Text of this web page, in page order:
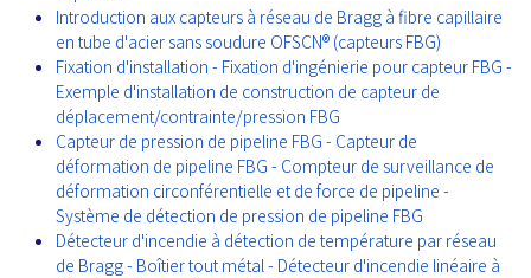
Introduction aux capteurs à réseau de Bragg à fibre capillaire
en tube d'acier sans soudure OFSCN® (capteurs FBG)
Fixation d'installation - Fixation d'ingénierie pour capteur FBG -
Exemple d'installation de construction de capteur de
déplacement/contrainte/pression FBG
Capteur de pression de pipeline FBG - Capteur de
déformation de pipeline FBG - Compteur de surveillance de
déformation circonférentielle et de force de pipeline -
Système de détection de pression de pipeline FBG
Détecteur d'incendie à détection de température par réseau
de Bragg - Boîtier tout métal - Détecteur d'incendie linéaire à